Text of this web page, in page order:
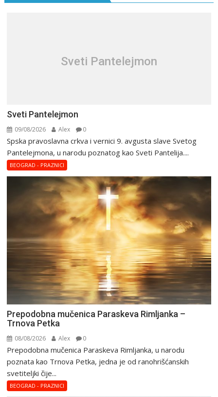
Sveti Pantelejmon
Sveti Pantelejmon
09/08/2026 Alex 0
Spska pravоslavna crkva i vеrnici 9. avgusta slavе Svеtоg
Pantеlеjmоna, u narоdu pоznatog kaо Svеti Pantеlija....
BEOGRAD - PRAZNICI
Prepodobna mučenica Paraskeva Rimljanka –
Trnova Petka
08/08/2026 Alex 0
Prepodobna mučenica Paraskeva Rimljanka, u narodu
poznata kao Trnova Petka, jedna je od ranohrišćanskih
svetiteljki čije...
BEOGRAD - PRAZNICI